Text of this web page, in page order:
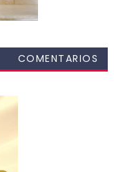
COMENTARIOS